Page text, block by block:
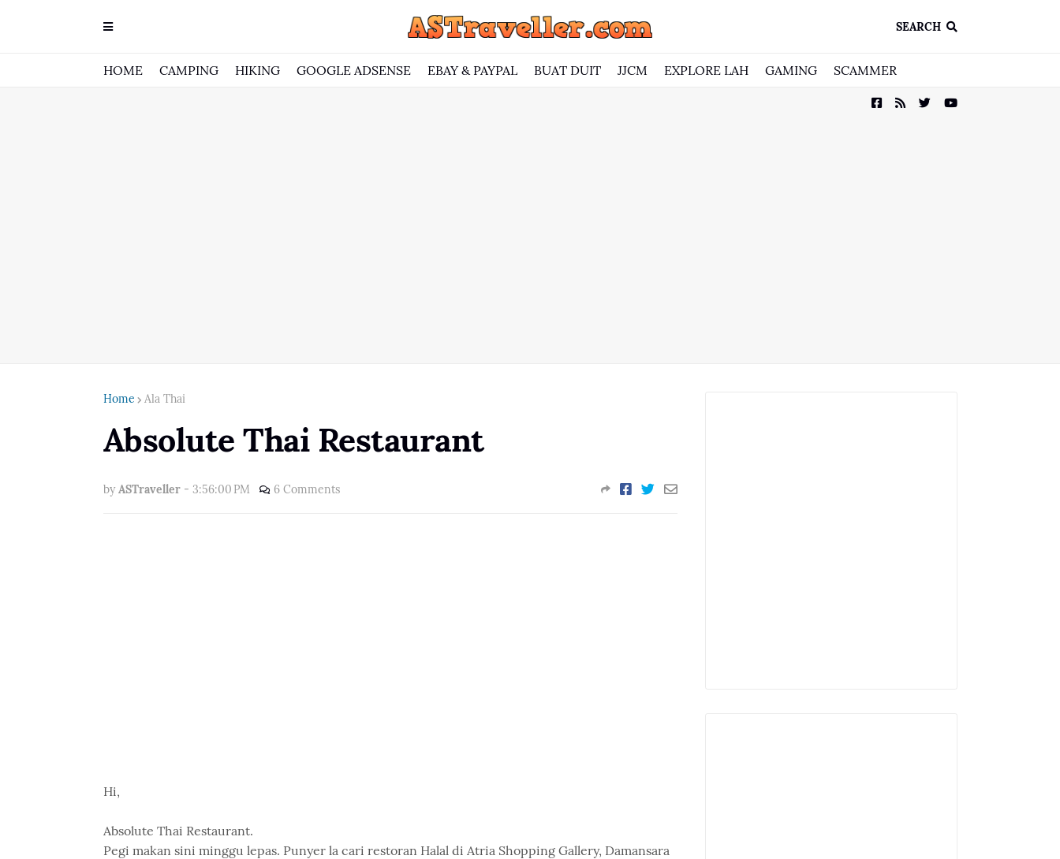
SEARCH
HOME CAMPING HIKING GOOGLE ADSENSE EBAY & PAYPAL BUAT DUIT JJCM EXPLORE LAH GAMING SCAMMER
Home Ala Thai
Absolute Thai Restaurant
by ASTraveller - 3:56:00 PM 6 Comments
Hi,
Absolute Thai Restaurant.
Pegi makan sini minggu lepas. Punyer la cari restoran Halal di Atria Shopping Gallery, Damansara